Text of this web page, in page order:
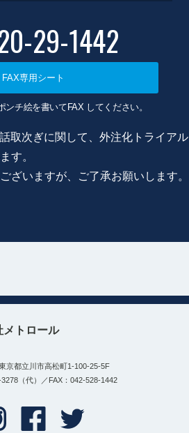
29-1442
FAX専用シート
ンチ絵を書いてFAX してください。
取次ぎに関して、外注化トライアル
す。
ざいますが、ご了承お願いします。
メトロール
京都立川市高松町1-100-25-5F
（代）／FAX：042-528-1442